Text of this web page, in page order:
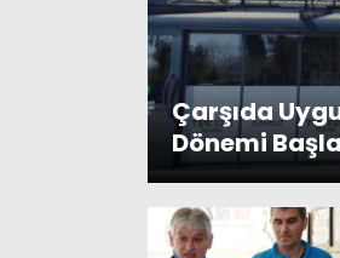
Çarşıda
Dönemi